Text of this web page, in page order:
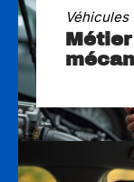
Véhicules
Métier